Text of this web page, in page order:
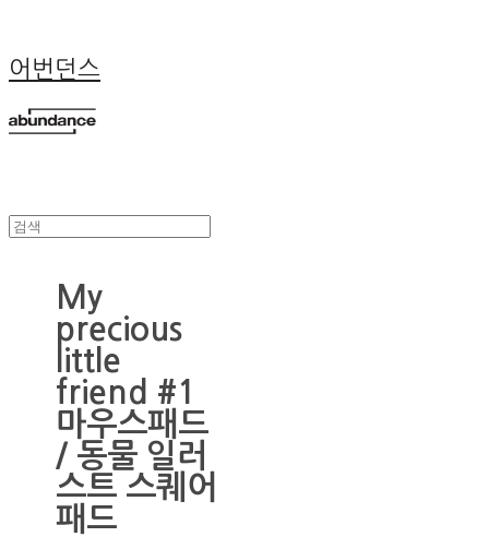
어번던스
My
precious
little
friend #1
마우스패드
/ 동물 일러
스트 스퀘어
패드